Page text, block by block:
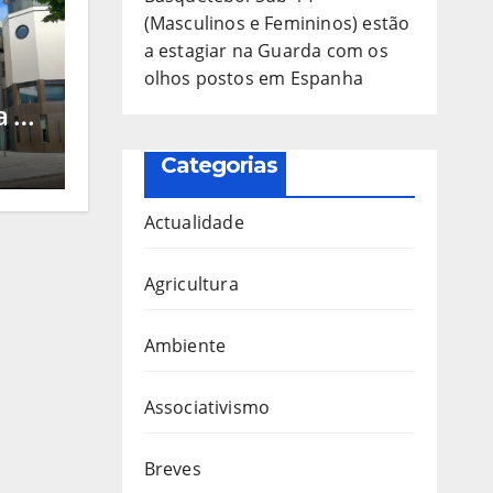
de
e
(Masculinos e Femininos) estão
a estagiar na Guarda com os
olhos postos em Espanha
Categorias
Actualidade
Agricultura
Ambiente
Associativismo
Breves